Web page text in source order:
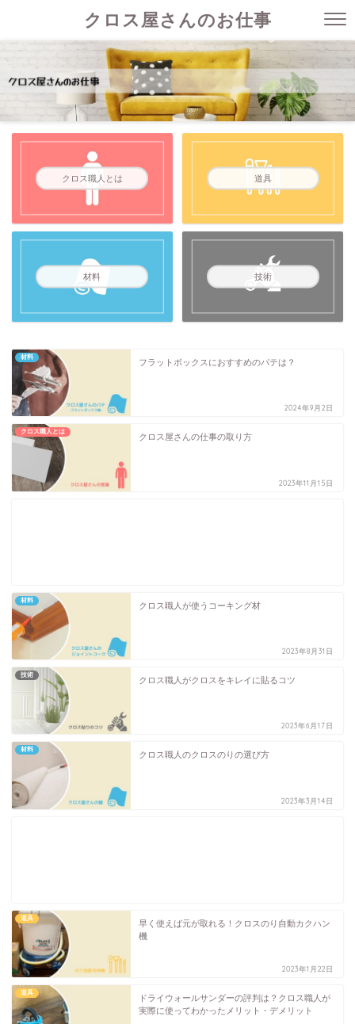
クロス屋さんのお仕事
クロス職人とは 道具
材料 技術
材料
フラットボックスにおすすめのパテは？
2024年9月2日
クロス職人とは
クロス屋さんの仕事の取り方
2023年11月15日
材料
クロス職人が使うコーキング材
2023年8月31日
技術
クロス職人がクロスをキレイに貼るコツ
2023年6月17日
材料
クロス職人のクロスのりの選び方
2023年3月14日
道具
早く使えば元が取れる！クロスのり自動カクハン
機
2023年1月22日
道具
ドライウォールサンダーの評判は？クロス職人が
実際に使ってわかったメリット・デメリット